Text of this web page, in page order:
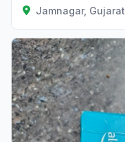
Jamnagar, Gujarat